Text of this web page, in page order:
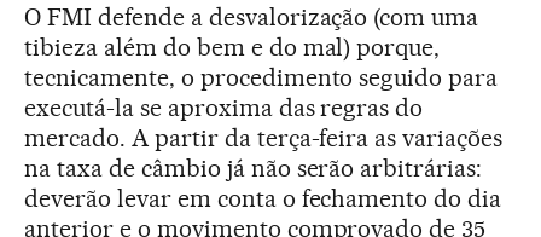
O FMI defende a desvalorização (com uma
tibieza além do bem e do mal) porque,
tecnicamente, o procedimento seguido para
executá-la se aproxima das regras do
mercado. A partir da terça-feira as variações
na taxa de câmbio já não serão arbitrárias:
deverão levar em conta o fechamento do dia
anterior e o movimento comprovado de 35